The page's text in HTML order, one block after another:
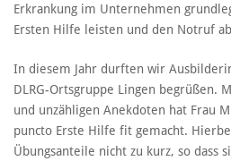
Erkrankung im Unternehmen
Ersten Hilfe leisten und den Notruf
In diesem Jahr durften wir
DLRG-Ortsgruppe Lingen begrüßen.
und unzähligen Anekdoten hat Frau
puncto Erste Hilfe fit gemacht.
Übungsanteile nicht zu kurz, so dass